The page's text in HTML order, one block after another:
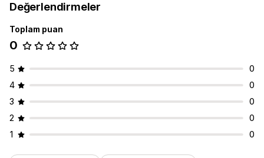
Değerlendirmeler
Toplam puan
0
5
0
4
0
3
0
2
0
1
0